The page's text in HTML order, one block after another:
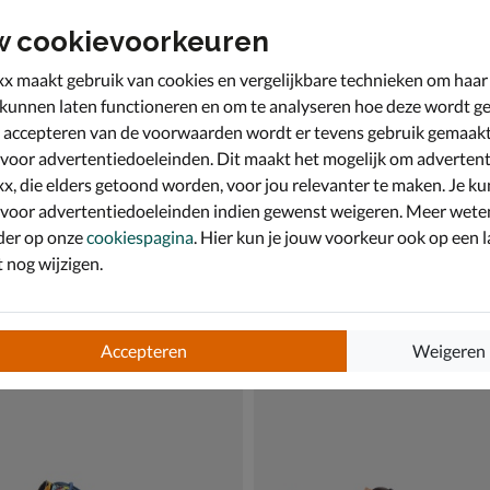
Wall
cookievoorkeuren
maakt gebruik van cookies en vergelijkbare technieken om
laten functioneren en om te analyseren hoe deze wordt
van de voorwaarden wordt er tevens gebruik
advertentiedoeleinden. Dit maakt het mogelijk om
die elders getoond worden, voor jou relevanter te maken. Je
advertentiedoeleinden indien gewenst weigeren. Meer
op onzecookiespagina. Hier kun je jouw voorkeur ook op een
nog wijzigen.
Accepteren Weigeren